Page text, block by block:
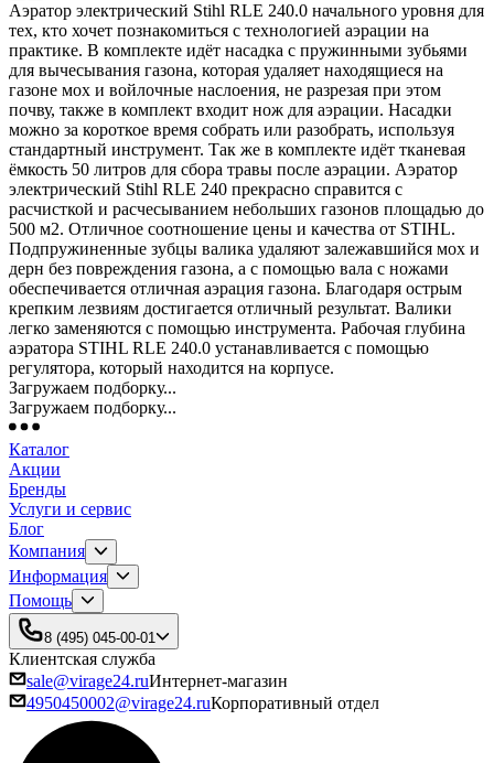
Аэратор электрический Stihl RLE 240.0 начального уровня для
тех, кто хочет познакомиться с технологией аэрации на
практике. В комплекте идёт насадка с пружинными зубьями
для вычесывания газона, которая удаляет находящиеся на
газоне мох и войлочные наслоения, не разрезая при этом
почву, также в комплект входит нож для аэрации. Насадки
можно за короткое время собрать или разобрать, используя
стандартный инструмент. Так же в комплекте идёт тканевая
ёмкость 50 литров для сбора травы после аэрации. Аэратор
электрический Stihl RLE 240 прекрасно справится с
расчисткой и расчесыванием небольших газонов площадью до
500 м2. Отличное соотношение цены и качества от STIHL.
Подпружиненные зубцы валика удаляют залежавшийся мох и
дерн без повреждения газона, а с помощью вала с ножами
обеспечивается отличная аэрация газона. Благодаря острым
крепким лезвиям достигается отличный результат. Валики
легко заменяются с помощью инструмента. Рабочая глубина
аэратора STIHL RLE 240.0 устанавливается с помощью
регулятора, который находится на корпусе.
Загружаем подборку...
Загружаем подборку...
Каталог
Акции
Бренды
Услуги и сервис
Блог
Компания
Информация
Помощь
8 (495) 045-00-01
Клиентская служба
sale@virage24.ruИнтернет-магазин
4950450002@virage24.ruКорпоративный отдел